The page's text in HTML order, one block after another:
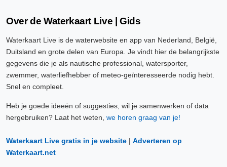
Over de Waterkaart Live | Gids
Waterkaart Live is de waterwebsite en app van Nederland, België,
Duitsland en grote delen van Europa. Je vindt hier de belangrijkste
gegevens die je als nautische professional, watersporter,
zwemmer, waterliefhebber of meteo-geïnteresseerde nodig hebt.
Snel en compleet.
Heb je goede ideeën of suggesties, wil je samenwerken of data
hergebruiken? Laat het weten, we horen graag van je!
Waterkaart Live gratis in je website | Adverteren op
Waterkaart.net